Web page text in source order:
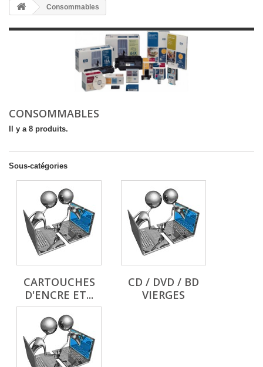
Consommables
CONSOMMABLES
Il y a 8 produits.
Sous-catégories
CARTOUCHES
D'ENCRE ET...
CD / DVD / BD
VIERGES